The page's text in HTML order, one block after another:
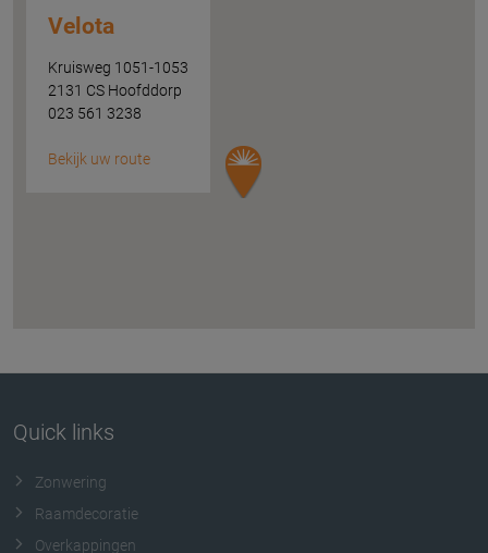
Velota
Kruisweg 1051-1053
2131 CS Hoofddorp
023 561 3238
Bekijk uw route
Quick links
Zonwering
Raamdecoratie
Overkappingen